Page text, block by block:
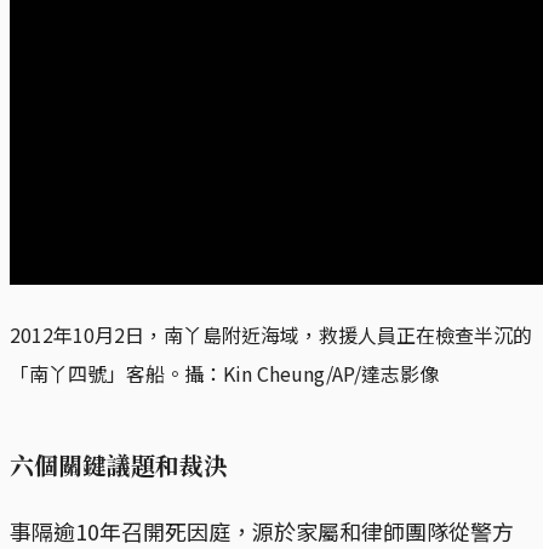
2012年10月2日，南丫島附近海域，救援人員正在檢查半沉的
「南丫四號」客船。攝：Kin Cheung/AP/達志影像
六個關鍵議題和裁決
事隔逾10年召開死因庭，源於家屬和律師團隊從警方